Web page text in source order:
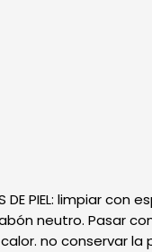
DE PIEL: limpiar
neutro. Pasar
no conservar